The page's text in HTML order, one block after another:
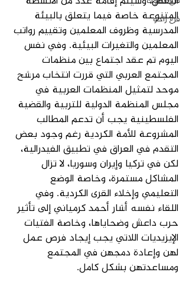
فرع زاخو
المتنوعة خاصة فيما يتعلق بالبيئة
المدرسية وظروف المعلمين وتقييم رواتب
المعلمين والتغيرات البيئية. وفي نفس
اليوم تم عقد اجتماع بين منظمات
المجتمع العربي التي قررت انتخاب مرشح
موحد لتمثيل المنظمات العربية في
مجلس المنظمة الدولية للتربية والقضية
الفلسطينية يجب أن تدعم المطالب
المشروعة للأمة الكردية رغم وجود بعض
التقدم في العراق في تطبيق الفيدرالية،
لكن في تركيا وإيران وسوريا، لا تزال
المشاكل مستمرة، وخاصة الوضع
التعليمي وإخلاء القرى الكردية. وفي
اللقاء نفسه أشار أحمد كرمياني إلى تأثير
حرب داعش وضحاياها، وخاصة الفتيات
الإيزيديات اللاتي يجب إيجاد فرص عمل
لهن وإعادة دمجهن في المجتمع
ومساعدتهن بشكل كامل.